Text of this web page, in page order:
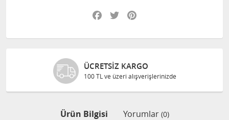
Facebook
Twitter
ÜCRETSIZ KARGO
100 TL ve üzeri alışverişlerinizde
Ürün Bilgisi Yorumlar (0)